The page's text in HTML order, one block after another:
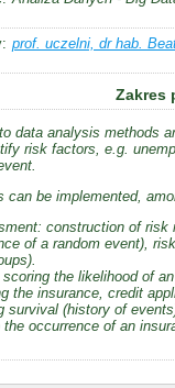
prof. uczelni, dr hab.
Zakres
data analysis methods
risk factors, e.g.
be implemented,
construction of risk
of a random event),
the likelihood of
the insurance, credit
survival (history of
occurrence of an